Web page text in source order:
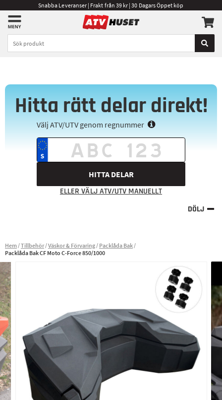
Snabba Leveranser | Frakt från 39 kr | 30 Dagars Öppet köp
Hitta rätt delar direkt!
Välj ATV/UTV genom regnummer
HITTA DELAR
ELLER VÄLJ ATV/UTV MANUELLT
DÖLJ
Hem Tillbehör Väskor & Förvaring Packlåda Bak
Packlåda Bak CF Moto C-Force 850/1000